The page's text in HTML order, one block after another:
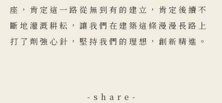
座，肯定這一路從無到有的建立，肯定後續不
斷地灌溉耕耘，讓我們在建築這條漫漫長路上
打了劑強心針，堅持我們的理想，創新精進。
-share-